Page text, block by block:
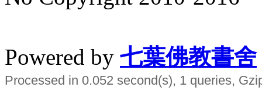
Powered by 七葉佛教書舍
Processed in 0.052 second(s), 1 queries,